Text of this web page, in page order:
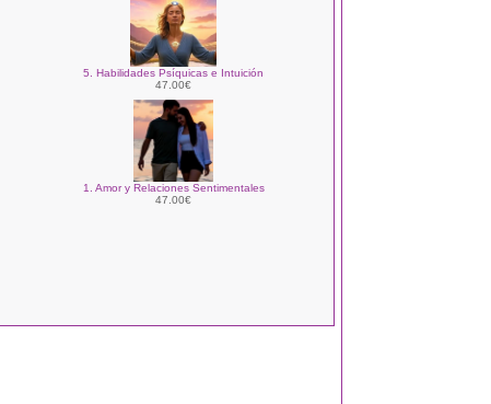
5. Habilidades Psíquicas e Intuición
47.00€
1. Amor y Relaciones Sentimentales
47.00€